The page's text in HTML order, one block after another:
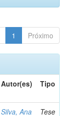
1 Próximo
Autor(es) Tipo
Silva, Ana
Tese